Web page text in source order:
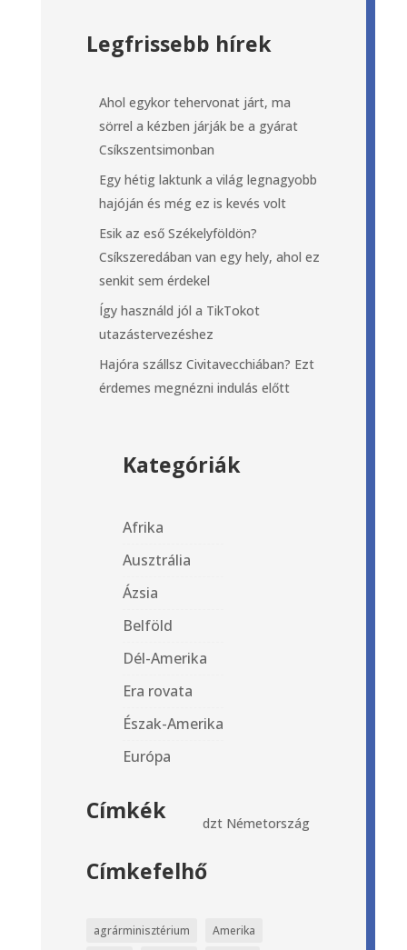
Legfrissebb hírek
Ahol egykor tehervonat járt, ma
sörrel a kézben járják be a gyárat
Csíkszentsimonban
Egy hétig laktunk a világ legnagyobb
hajóján és még ez is kevés volt
Esik az eső Székelyföldön?
Csíkszeredában van egy hely, ahol ez
senkit sem érdekel
Így használd jól a TikTokot
utazástervezéshez
Hajóra szállsz Civitavecchiában? Ezt
érdemes megnézni indulás előtt
Kategóriák
Afrika
Ausztrália
Ázsia
Belföld
Dél-Amerika
Era rovata
Észak-Amerika
Európa
Címkék dzt Németország
Címkefelhő
agrárminisztérium
Amerika